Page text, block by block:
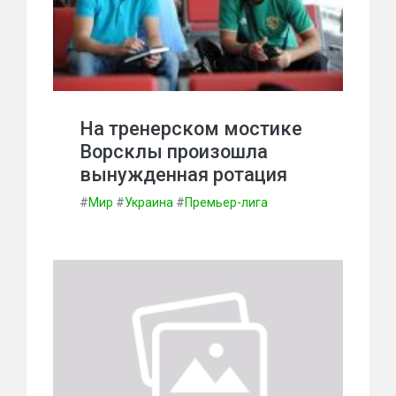
На тренерском мостике
Ворсклы произошла
вынужденная ротация
#Мир #Украина #Премьер-лига